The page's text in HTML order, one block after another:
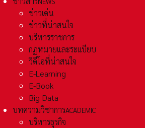
ข่าวเด่น
ข่าวที่น่าสนใจ
บริหารราชการ
กฏหมายและระเเบียบ
วิดีโอที่น่าสนใจ
E-Learning
E-Book
Big Data
บทความวิชาการACADEMIC
บริหารธุรกิจ